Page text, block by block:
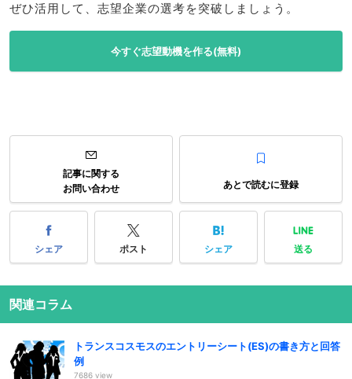
ぜひ活用して、志望企業の選考を突破しましょう。
今すぐ志望動機を作る(無料)
記事に関する
お問い合わせ
あとで読むに登録
シェア ポスト シェア 送る
関連コラム
トランスコスモスのエントリーシート(ES)の書き方と回答
例
7686 view